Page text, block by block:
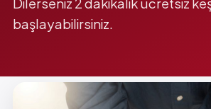
başlayabilirsiniz.